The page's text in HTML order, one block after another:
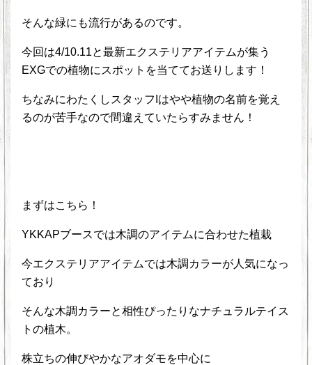
そんな緑にも流行があるのです。
今回は4/10.11と最新エクステリアアイテムが集う
EXGでの植物にスポットを当ててお送りします！
ちなみにわたくしスタッフIはやや植物の名前を覚え
るのが苦手なので間違えていたらすみません！
まずはこちら！
YKKAPブースでは木調のアイテムに合わせた植栽
今エクステリアアイテムでは木調カラーが人気になっ
ており
そんな木調カラーと相性ぴったりなナチュラルテイス
トの植木。
株立ちの伸びやかなアオダモを中心に